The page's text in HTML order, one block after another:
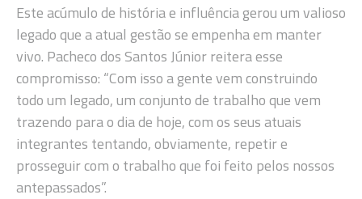
Este acúmulo de história e influência gerou um valioso
legado que a atual gestão se empenha em manter
vivo. Pacheco dos Santos Júnior reitera esse
compromisso: “Com isso a gente vem construindo
todo um legado, um conjunto de trabalho que vem
trazendo para o dia de hoje, com os seus atuais
integrantes tentando, obviamente, repetir e
prosseguir com o trabalho que foi feito pelos nossos
antepassados”.